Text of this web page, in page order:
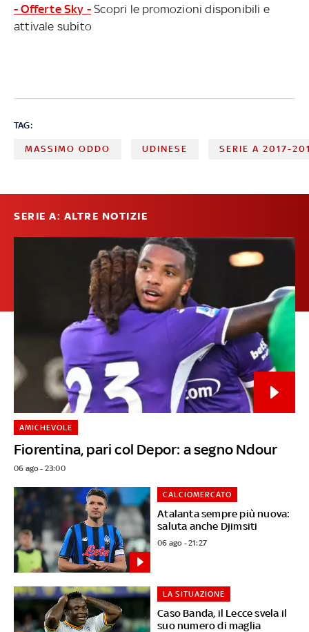
- Offerte Sky - Scopri le promozioni disponibili e
attivale subito
TAG:
MASSIMO ODDO UDINESE SERIE A 2017-
SERIE A: ALTRE NOTIZIE
Fiorentina, pari col Depor: a segno Ndour
AMICHEVOLE
06 ago - 23:00
Atalanta sempre più nuova:
saluta anche Djimsiti
CALCIOMERCATO
06 ago - 21:27
Caso Banda, il Lecce svela il
suo numero di maglia
LA SITUAZIONE